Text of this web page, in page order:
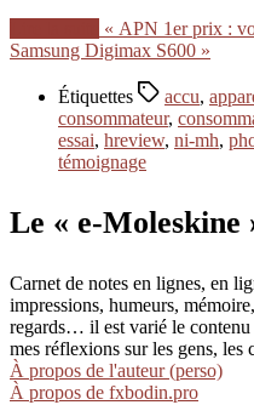
« APN 1er prix :
Samsung Digimax S600 »
Étiquettes accu,
consommateur,
essai, hreview, ni-mh,
témoignage
Le « e-Moleskine
Carnet de notes en lignes, en
impressions, humeurs,
regards… il est varié le
mes réflexions sur les gens, les
À propos de l'auteur (perso)
À propos de fxbodin.pro